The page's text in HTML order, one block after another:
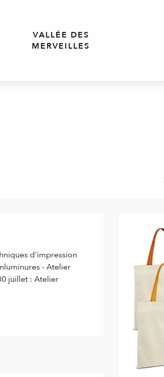
VALLÉE DES
MERVEILLES
d'impression
- Atelier
juillet : Atelier